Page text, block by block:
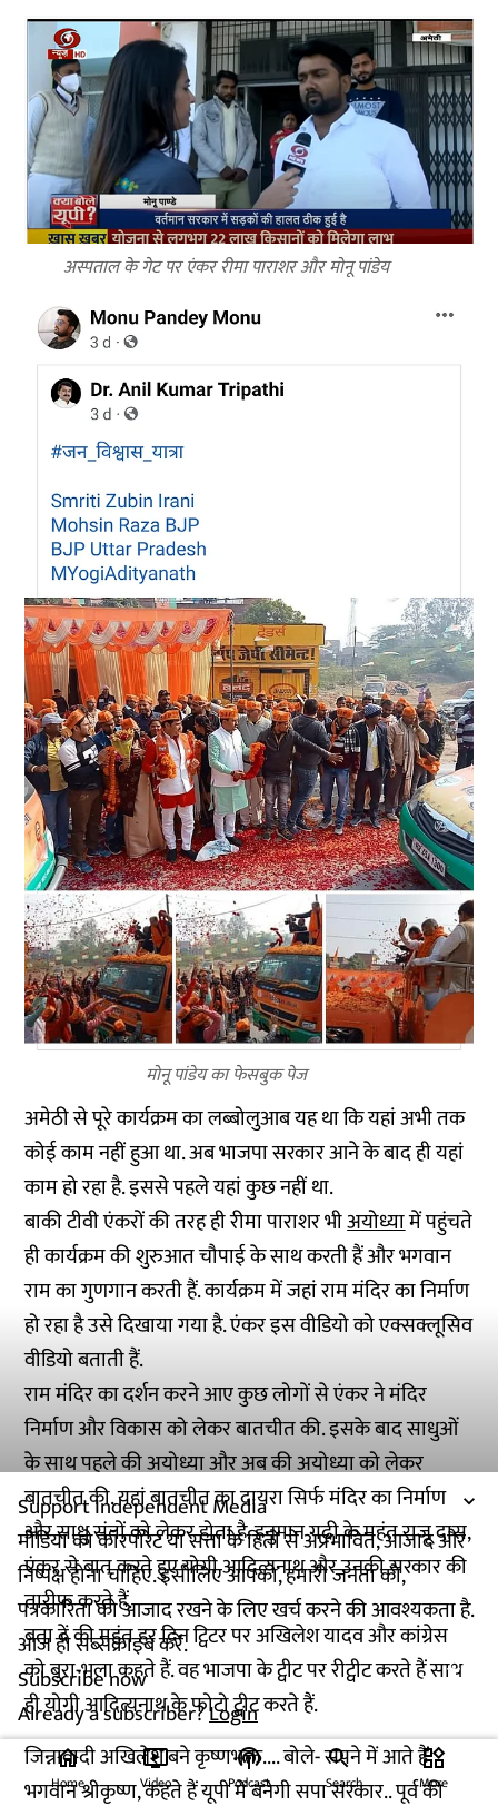
Support Independent Media
मीडिया को कॉरपोरेट या सत्ता के हितों से अप्रभावित, आजाद और
निष्पक्ष होना चाहिए. इसीलिए आपको, हमारी जनता को,
पत्रकारिता को आजाद रखने के लिए खर्च करने की आवश्यकता है.
आज ही सब्सक्राइब करें.
Subscribe now
Already a subscriber?Login
अस्पताल के गेट पर एंकर रीमा पाराशर और मोनू पांडेय
मोनू पांडेय का फेसबुक पेज
अमेठी से पूरे कार्यक्रम का लब्बोलुआब यह था कि यहां अभी तक
कोई काम नहीं हुआ था. अब भाजपा सरकार आने के बाद ही यहां
काम हो रहा है. इससे पहले यहां कुछ नहीं था.
बाकी टीवी एंकरों की तरह ही रीमा पाराशर भीअयोध्यामें पहुंचते
ही कार्यक्रम की शुरुआत चौपाई के साथ करती हैं और भगवान
राम का गुणगान करती हैं. कार्यक्रम में जहां राम मंदिर का निर्माण
हो रहा है उसे दिखाया गया है. एंकर इस वीडियो को एक्सक्लूसिव
वीडियो बताती हैं.
राम मंदिर का दर्शन करने आए कुछ लोगों से एंकर ने मंदिर
निर्माण और विकास को लेकर बातचीत की. इसके बाद साधुओं
के साथ पहले की अयोध्या और अब की अयोध्या को लेकर
बातचीत की. यहां बातचीत का दायरा सिर्फ मंदिर का निर्माण
और साधु संतों को लेकर होता है. हनुमान गढ़ी के महंत राजू दास,
एंकर से बात करते हुए योगी आदित्यनाथ और उनकी सरकार की
तारीफ करते हैं.
बता दें की महंत हर दिन ट्विटर पर अखिलेश यादव और कांग्रेस
को बुरा-भला कहते हैं. वह भाजपा के ट्वीट पर रीट्वीट करते हैं साथ
ही योगी आदित्यनाथ के फोटो ट्वीट करते हैं.
जिन्नावादी अखिलेश बने कृष्णभक्त.... बोले- सपने में आते हैं
भगवान श्रीकृष्ण, कहते हैं यूपी में बनेगी सपा सरकार.. पूर्व की
home
Home
ondemand_video
Video
podcasts
Podcast Search
widgets
More